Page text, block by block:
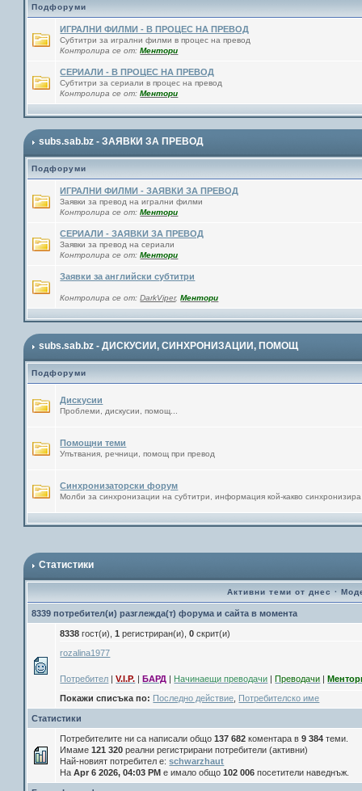
Подфоруми
ИГРАЛНИ ФИЛМИ - В ПРОЦЕС НА ПРЕВОД
Субтитри за игрални филми в процес на превод
Контролира се от:Ментори
СЕРИАЛИ - В ПРОЦЕС НА ПРЕВОД
Субтитри за сериали в процес на превод
Контролира се от:Ментори
subs.sab.bz - ЗАЯВКИ ЗА ПРЕВОД
Подфоруми
ИГРАЛНИ ФИЛМИ - ЗАЯВКИ ЗА ПРЕВОД
Заявки за превод на игрални филми
Контролира се от:Ментори
СЕРИАЛИ - ЗАЯВКИ ЗА ПРЕВОД
Заявки за превод на сериали
Контролира се от:Ментори
Заявки за английски субтитри
Контролира се от:DarkViper,Ментори
subs.sab.bz - ДИСКУСИИ, СИНХРОНИЗАЦИИ, ПОМОЩ
Подфоруми
Дискусии
Проблеми, дискусии, помощ...
Помощни теми
Упътвания, речници, помощ при превод
Синхронизаторски форум
Молби за синхронизации на субтитри, информация кой-какво синхронизира
Статистики
Активни теми от днес ·
8339 потребител(и) разглежда(т) форума и сайта в момента
8338 гост(и),1 регистриран(и),0 скрит(и)
rozalina1977
Потребител |V.I.P. |БАРД | Начинаещи преводачи |Преводачи |
Покажи списъка по: Последно действие Потребителско име
Статистики
Потребителите ни са написали общо137 682 коментара в9 384 теми.
Имаме121 320 реални регистрирани потребители (активни)
Най-новият потребител е:schwarzhaut
НаApr 6 2026, 04:03 PM е имало общо102 006 посетители наведнъж.